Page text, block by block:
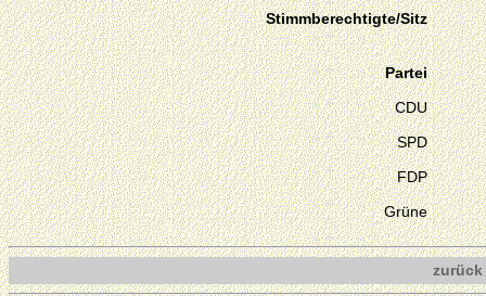
Stimmberechtigte/Sitz
Partei
CDU
SPD
FDP
Grüne
zurück